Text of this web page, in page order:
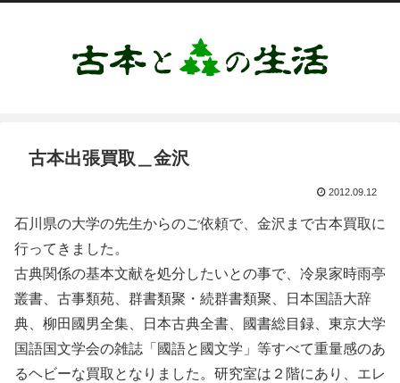
古本出張買取＿金沢
2012.09.12
石川県の大学の先生からのご依頼で、金沢まで古本買取に
行ってきました。
古典関係の基本文献を処分したいとの事で、冷泉家時雨亭
叢書、古事類苑、群書類聚・続群書類聚、日本国語大辞
典、柳田國男全集、日本古典全書、國書総目録、東京大学
国語国文学会の雑誌「國語と國文学」等すべて重量感のあ
るヘビーな買取となりました。研究室は２階にあり、エレ